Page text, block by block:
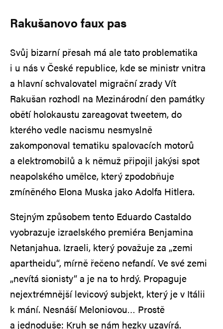
Rakušanovo faux pas
Svůj bizarní přesah má ale tato problematika
i u nás v České republice, kde se ministr vnitra
a hlavní schvalovatel migrační zrady Vít
Rakušan rozhodl na Mezinárodní den památky
obětí holokaustu zareagovat tweetem, do
kterého vedle nacismu nesmyslně
zakomponoval tematiku spalovacích motorů
a elektromobilů a k němuž připojil jakýsi spot
neapolského umělce, který zpodobňuje
zmíněného Elona Muska jako Adolfa Hitlera.
Stejným způsobem tento Eduardo Castaldo
vyobrazuje izraelského premiéra Benjamina
Netanjahua. Izraeli, který považuje za „zemi
apartheidu“, mírně řečeno nefandí. Ve své zemi
„nevítá sionisty“ a je na to hrdý. Propaguje
nejextrémnější levicový subjekt, který je v Itálii
k mání. Nesnáší Meloniovou… Prostě
a jednoduše: Kruh se nám hezky uzavírá.